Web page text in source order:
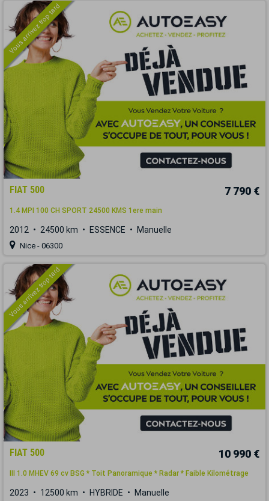
Vous arrivez trop tard
FIAT 500 7 790 €
1.4 MPI 100 CH SPORT 24500 KMS 1ere main
2012 24500 km ESSENCE Manuelle
Nice - 06300
Vous arrivez trop tard
FIAT 500 10 990 €
III 1.0 MHEV 69 cv BSG * Toit Panoramique * Radar * Faible Kilométrage
2023 12500 km HYBRIDE Manuelle